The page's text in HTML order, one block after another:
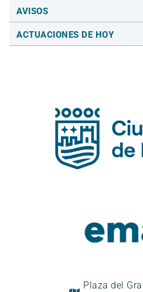
AVISOS
ACTUACIONES DE HOY
Plaza del